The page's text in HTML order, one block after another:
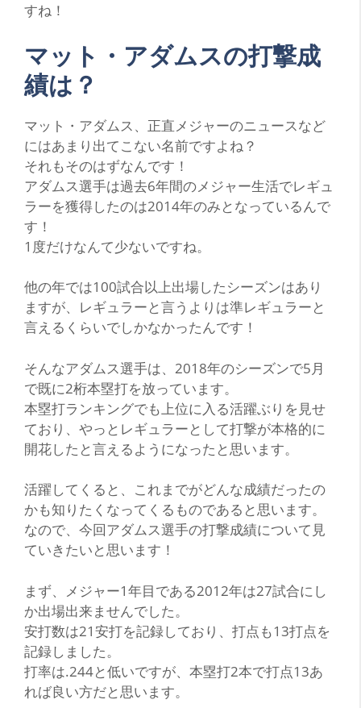
すね！
マット・アダムスの打撃成
績は？
マット・アダムス、正直メジャーのニュースなど
にはあまり出てこない名前ですよね？
それもそのはずなんです！
アダムス選手は過去6年間のメジャー生活でレギュ
ラーを獲得したのは2014年のみとなっているんで
す！
1度だけなんて少ないですね。
他の年では100試合以上出場したシーズンはあり
ますが、レギュラーと言うよりは準レギュラーと
言えるくらいでしかなかったんです！
そんなアダムス選手は、2018年のシーズンで5月
で既に2桁本塁打を放っています。
本塁打ランキングでも上位に入る活躍ぶりを見せ
ており、やっとレギュラーとして打撃が本格的に
開花したと言えるようになったと思います。
活躍してくると、これまでがどんな成績だったの
かも知りたくなってくるものであると思います。
なので、今回アダムス選手の打撃成績について見
ていきたいと思います！
まず、メジャー1年目である2012年は27試合にし
か出場出来ませんでした。
安打数は21安打を記録しており、打点も13打点を
記録しました。
打率は.244と低いですが、本塁打2本で打点13あ
れば良い方だと思います。